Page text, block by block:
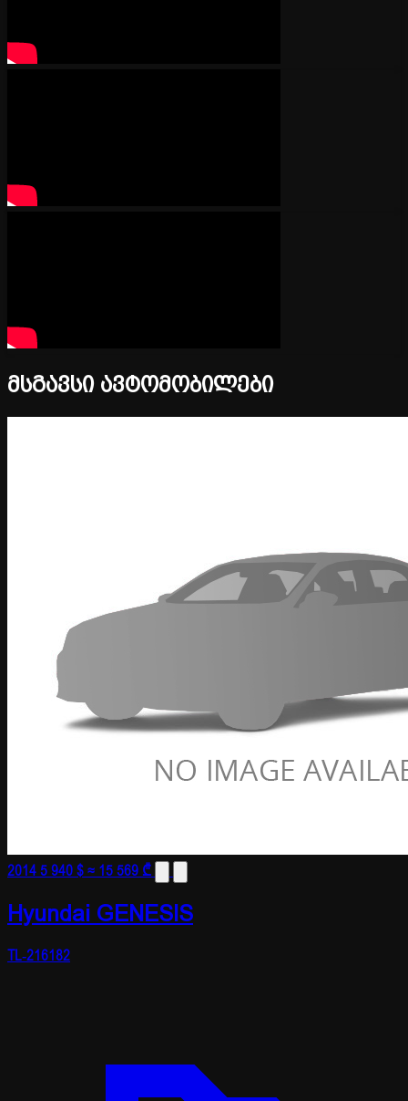
მსგავსი ავტომობილები
20145 940 $≈ 15 569 ₾
Hyundai GENESIS
TL-216182